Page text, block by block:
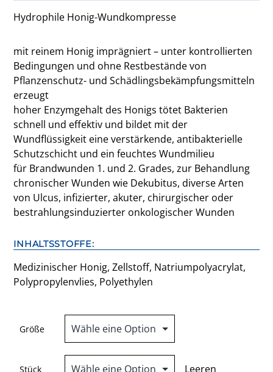
Hydrophile Honig-Wundkompresse
mit reinem Honig imprägniert – unter kontrollierten
Bedingungen und ohne Restbestände von
Pflanzenschutz- und Schädlingsbekämpfungsmitteln
erzeugt
hoher Enzymgehalt des Honigs tötet Bakterien
schnell und effektiv und bildet mit der
Wundflüssigkeit eine verstärkende, antibakterielle
Schutzschicht und ein feuchtes Wundmilieu
für Brandwunden 1. und 2. Grades, zur Behandlung
chronischer Wunden wie Dekubitus, diverse Arten
von Ulcus, infizierter, akuter, chirurgischer oder
bestrahlungsinduzierter onkologischer Wunden
INHALTSSTOFFE:
Medizinischer Honig, Zellstoff, Natriumpolyacrylat,
Polypropylenvlies, Polyethylen
Größe
Stück Leeren